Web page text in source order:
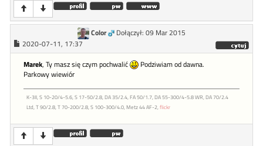
Color
Dołączył: 09 Mar 2015
2020-07-11, 17:37
Marek, Ty masz się czym pochwalić
Podziwiam od dawna.
Parkowy wiewiór
K-3II, S 10-20/4-5.6, S 17-50/2.8, DA 35/2.4, FA 50/1.7, DA 55-300/4-5.8 WR, DA 70/2.4
Ltd, T 90/2.8, T 70-200/2.8, S 100-300/4.0, Metz 44 AF-2,flickr